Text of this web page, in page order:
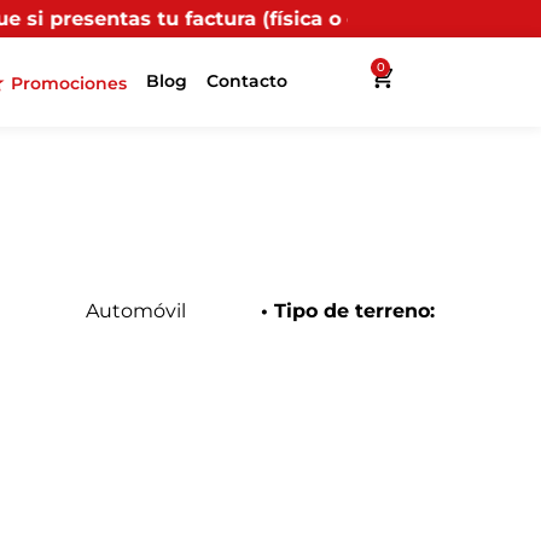
(física o digital) en uno de nuestros puntos
Promociones Blog Contacto
0
Automóvil • Tipo de terreno: